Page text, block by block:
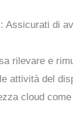
: Assicurati di
rilevare e
attività del
cloud